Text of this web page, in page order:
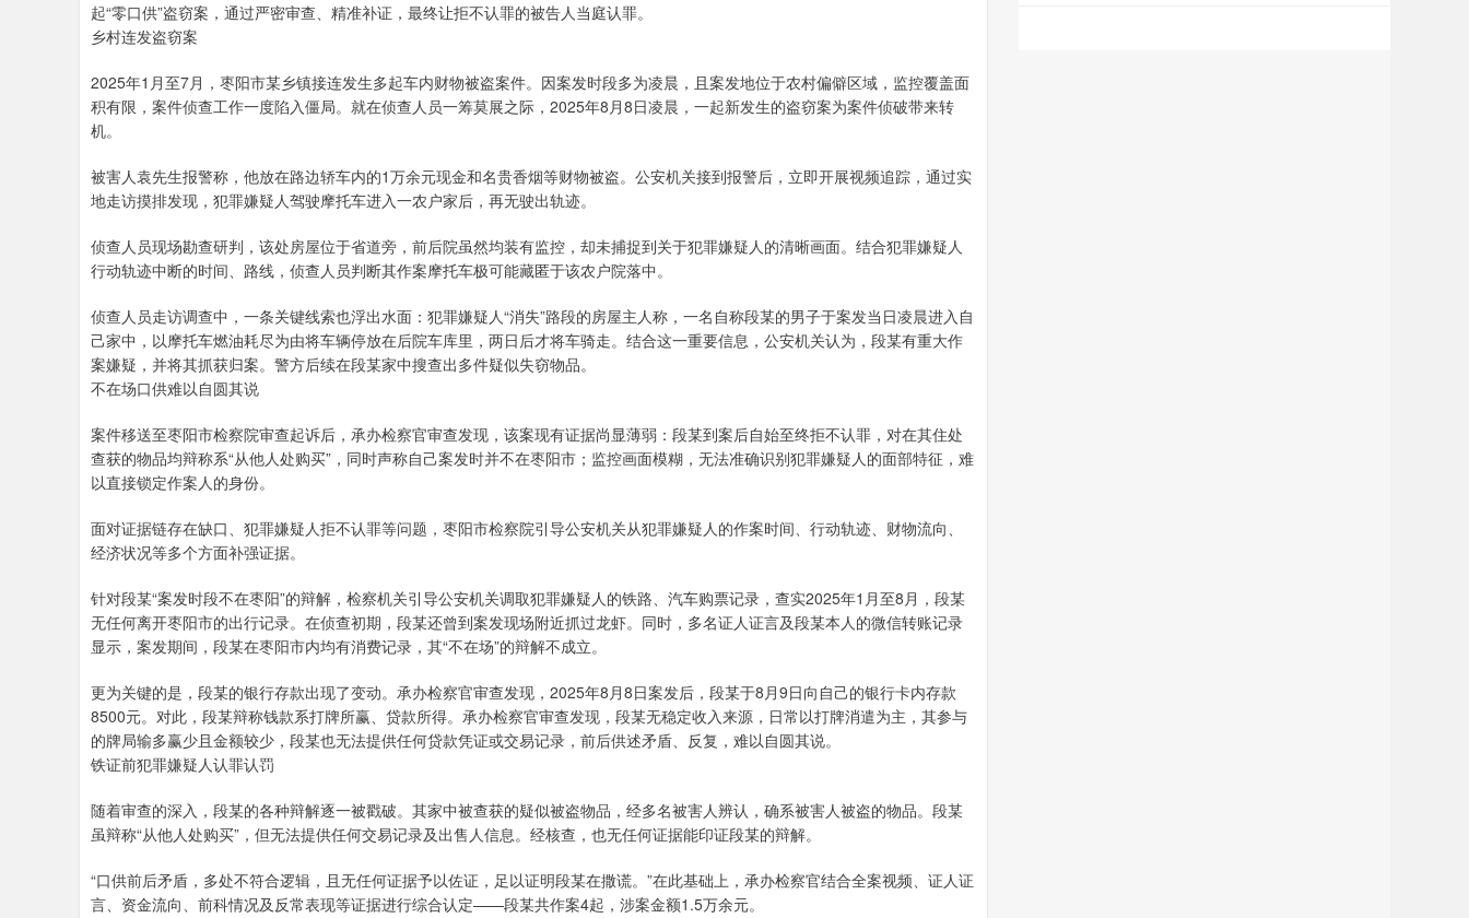
起“零口供”盗窃案，通过严密审查、精准补证，最终让拒不认罪的被告人当庭认罪。
乡村连发盗窃案
2025年1月至7月，枣阳市某乡镇接连发生多起车内财物被盗案件。因案发时段多为凌晨，且案发地位于农村偏僻区域，监控覆盖面
积有限，案件侦查工作一度陷入僵局。就在侦查人员一筹莫展之际，2025年8月8日凌晨，一起新发生的盗窃案为案件侦破带来转
机。
被害人袁先生报警称，他放在路边轿车内的1万余元现金和名贵香烟等财物被盗。公安机关接到报警后，立即开展视频追踪，通过实
地走访摸排发现，犯罪嫌疑人驾驶摩托车进入一农户家后，再无驶出轨迹。
侦查人员现场勘查研判，该处房屋位于省道旁，前后院虽然均装有监控，却未捕捉到关于犯罪嫌疑人的清晰画面。结合犯罪嫌疑人
行动轨迹中断的时间、路线，侦查人员判断其作案摩托车极可能藏匿于该农户院落中。
侦查人员走访调查中，一条关键线索也浮出水面：犯罪嫌疑人“消失”路段的房屋主人称，一名自称段某的男子于案发当日凌晨进入自
己家中，以摩托车燃油耗尽为由将车辆停放在后院车库里，两日后才将车骑走。结合这一重要信息，公安机关认为，段某有重大作
案嫌疑，并将其抓获归案。警方后续在段某家中搜查出多件疑似失窃物品。
不在场口供难以自圆其说
案件移送至枣阳市检察院审查起诉后，承办检察官审查发现，该案现有证据尚显薄弱：段某到案后自始至终拒不认罪，对在其住处
查获的物品均辩称系“从他人处购买”，同时声称自己案发时并不在枣阳市；监控画面模糊，无法准确识别犯罪嫌疑人的面部特征，难
以直接锁定作案人的身份。
面对证据链存在缺口、犯罪嫌疑人拒不认罪等问题，枣阳市检察院引导公安机关从犯罪嫌疑人的作案时间、行动轨迹、财物流向、
经济状况等多个方面补强证据。
针对段某“案发时段不在枣阳”的辩解，检察机关引导公安机关调取犯罪嫌疑人的铁路、汽车购票记录，查实2025年1月至8月，段某
无任何离开枣阳市的出行记录。在侦查初期，段某还曾到案发现场附近抓过龙虾。同时，多名证人证言及段某本人的微信转账记录
显示，案发期间，段某在枣阳市内均有消费记录，其“不在场”的辩解不成立。
更为关键的是，段某的银行存款出现了变动。承办检察官审查发现，2025年8月8日案发后，段某于8月9日向自己的银行卡内存款
8500元。对此，段某辩称钱款系打牌所赢、贷款所得。承办检察官审查发现，段某无稳定收入来源，日常以打牌消遣为主，其参与
的牌局输多赢少且金额较少，段某也无法提供任何贷款凭证或交易记录，前后供述矛盾、反复，难以自圆其说。
铁证前犯罪嫌疑人认罪认罚
随着审查的深入，段某的各种辩解逐一被戳破。其家中被查获的疑似被盗物品，经多名被害人辨认，确系被害人被盗的物品。段某
虽辩称“从他人处购买”，但无法提供任何交易记录及出售人信息。经核查，也无任何证据能印证段某的辩解。
“口供前后矛盾，多处不符合逻辑，且无任何证据予以佐证，足以证明段某在撒谎。”在此基础上，承办检察官结合全案视频、证人证
言、资金流向、前科情况及反常表现等证据进行综合认定——段某共作案4起，涉案金额1.5万余元。